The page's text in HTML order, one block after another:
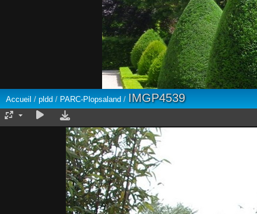
Accueil / pldd / PARC-Plopsaland / IMGP4539